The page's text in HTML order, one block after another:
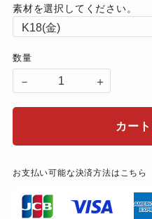
素材を選択してください。
数量
－ ＋
カー
お支払い可能な決済方法はこちら